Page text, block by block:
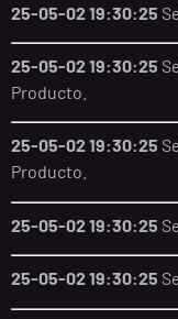
25-05-02 19:30:25
25-05-02 19:30:25
Producto.
25-05-02 19:30:25
Producto.
25-05-02 19:30:25
25-05-02 19:30:25